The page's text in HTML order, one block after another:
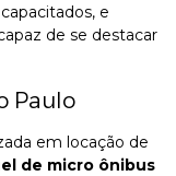
e
de se destacar
Paulo
em locação de
de micro ônibus